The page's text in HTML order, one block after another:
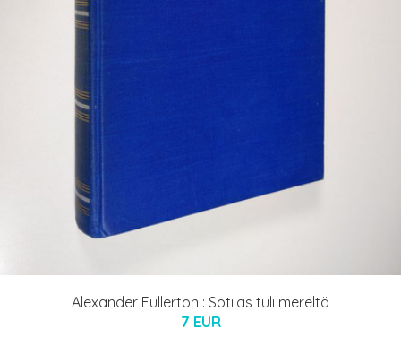
Alexander Fullerton : Sotilas tuli mereltä
7 EUR